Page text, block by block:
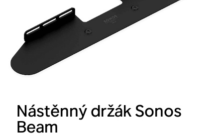
Nástěnný držák Sonos
Beam